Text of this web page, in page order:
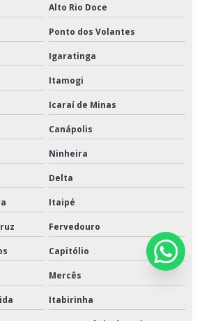
Alto Rio Doce
Ponto dos Volantes
Igaratinga
Itamogi
Icaraí de Minas
Canápolis
Ninheira
Delta
Itaipé
Fervedouro
Capitólio
Mercês
Itabirinha